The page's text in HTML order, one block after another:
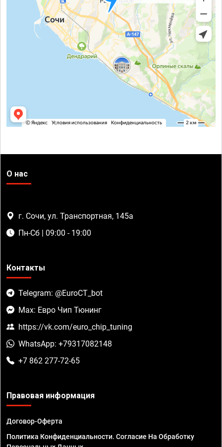
О нас
г. Сочи, ул. Транспортная, 145а
Пн-Сб | 09:00 - 19:00
Контакты
Telegram: @EuroCT_bot
Max: Евро Чип Тюнинг
https://vk.com/euro_chip_tuning
WhatsApp: +79317082148
+7 862 277-72-65
Правовая информация
Договор-Оферта
Политика Конфиденциальности. Согласие На Обработку